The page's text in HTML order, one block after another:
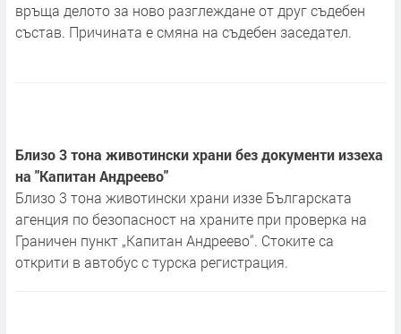
връща делото за ново разглеждане от друг съдебен
състав. Причината е смяна на съдебен заседател.
Близо 3 тона животински храни без документи иззеха
на "Капитан Андреево"
Близо 3 тона животински храни иззе Българската
агенция по безопасност на храните при проверка на
Граничен пункт „Капитан Андреево“. Стоките са
открити в автобус с турска регистрация.